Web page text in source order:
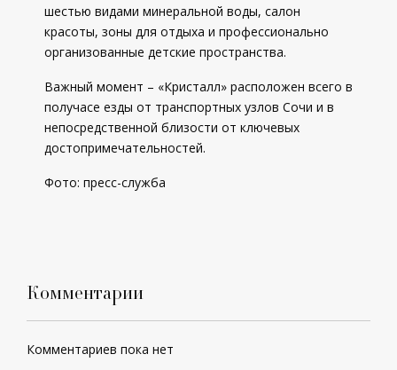
шестью видами минеральной воды, салон
красоты, зоны для отдыха и профессионально
организованные детские пространства.
Важный момент – «Кристалл» расположен всего в
получасе езды от транспортных узлов Сочи и в
непосредственной близости от ключевых
достопримечательностей.
Фото: пресс-служба
Комментарии
Комментариев пока нет